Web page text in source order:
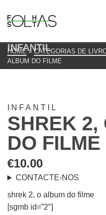
INFANTIL
HOME » CATEGORIAS DE
ALBUM DO FILME
INFANTIL
SHREK 2,
DO FILME
€10.00
CONTACTE-NOS
shrek 2, o album do filme
[sgmb id=”2″]